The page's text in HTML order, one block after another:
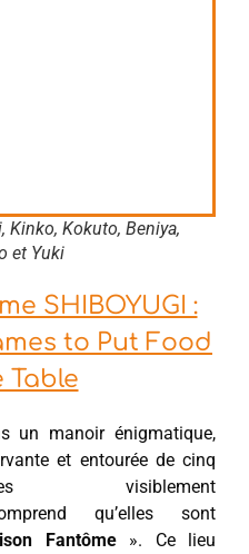
Kinko, Kokuto, Beniya,
et Yuki
SHIBOYUGI :
to Put Food
Table
un manoir énigmatique,
et entourée de cinq
visiblement
qu’elles sont
Fantôme». Ce lieu